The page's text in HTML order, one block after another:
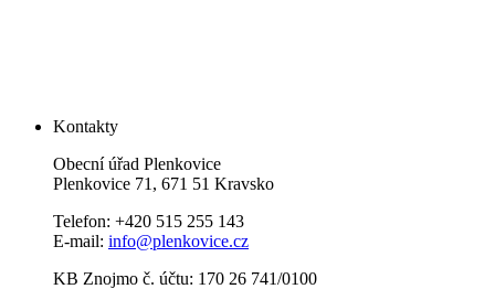
Kontakty
Obecní úřad Plenkovice
Plenkovice 71, 671 51 Kravsko
Telefon: +420 515 255 143
E-mail: info@plenkovice.cz
KB Znojmo č. účtu: 170 26 741/0100